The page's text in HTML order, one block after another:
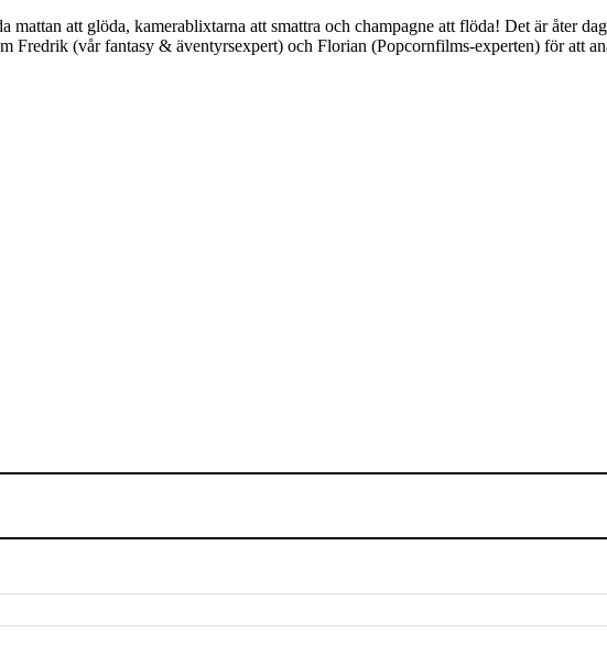
mattan att glöda, kamerablixtarna att smattra och champagne att flöda! Det är åter
Fredrik (vår fantasy & äventyrsexpert) och Florian (Popcornfilms-experten) för att